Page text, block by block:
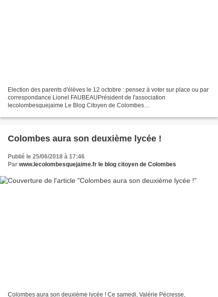
Election des parents d'élèves le 12 octobre : pensez à voter sur place ou par
correspondance Lionel FAUBEAUPrésident de l'association
lecolombesquejaime Le Blog Citoyen de Colombes
d'élèves...
Colombes aura son deuxième lycée !
Publié le 25/06/2018 à 17:46
Par www.lecolombesquejaime.fr le blog citoyen de Colombes
Colombes aura son deuxième lycée ! Ce samedi, Valérie Pécresse,